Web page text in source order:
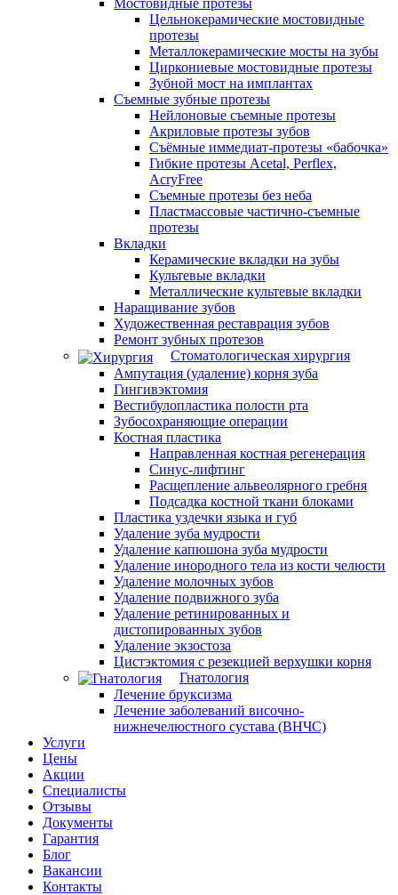
Мостовидные протезы
Цельнокерамические мостовидные
протезы
Металлокерамические мосты на зубы
Циркониевые мостовидные протезы
Зубной мост на имплантах
Съемные зубные протезы
Нейлоновые съемные протезы
Акриловые протезы зубов
Съёмные иммедиат‑протезы «бабочка»
Гибкие протезы Acetal, Perflex,
AcryFree
Съемные протезы без неба
Пластмассовые частично-съемные
протезы
Вкладки
Керамические вкладки на зубы
Культевые вкладки
Металлические культевые вкладки
Наращивание зубов
Художественная реставрация зубов
Ремонт зубных протезов
Стоматологическая хирургия
Ампутация (удаление) корня зуба
Гингивэктомия
Вестибулопластика полости рта
Зубосохраняющие операции
Костная пластика
Направленная костная регенерация
Синус-лифтинг
Расщепление альвеолярного гребня
Подсадка костной ткани блоками
Пластика уздечки языка и губ
Удаление зуба мудрости
Удаление капюшона зуба мудрости
Удаление инородного тела из кости челюсти
Удаление молочных зубов
Удаление подвижного зуба
Удаление ретинированных и
дистопированных зубов
Удаление экзостоза
Цистэктомия с резекцией верхушки корня
Гнатология
Лечение бруксизма
Лечение заболеваний височно-
нижнечелюстного сустава (ВНЧС)
Услуги
Цены
Акции
Специалисты
Отзывы
Документы
Гарантия
Блог
Вакансии
Контакты